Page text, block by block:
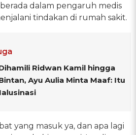
dalam pengaruh medis
tindakan di rumah sakit.
Ridwan Kamil hingga
Ayu Aulia Minta Maaf: Itu
yang masuk ya, dan apa lagi